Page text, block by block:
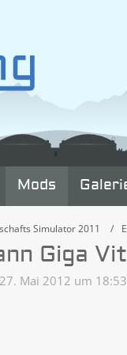
Mods
Simulator 2011
Giga
27. Mai 2012 um 18:53